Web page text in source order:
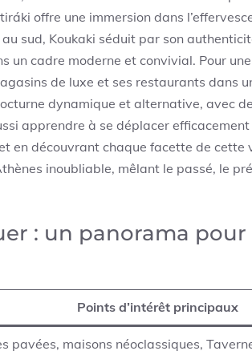
offre une immersion dans
sud, Koukaki séduit par son
cadre moderne et convivial. Pour
de luxe et ses restaurants dans
dynamique et alternative, avec
apprendre à se déplacer
en découvrant chaque facette de cette
inoubliable, mêlant le passé, le
: un panorama pour
Points d’intérêt principaux
pavées, maisons néoclassiques,